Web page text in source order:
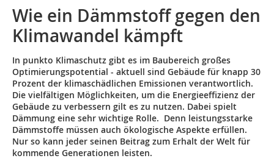
Wie ein Dämmstoff gegen den
Klimawandel kämpft
In punkto Klimaschutz gibt es im Baubereich großes
Optimierungspotential - aktuell sind Gebäude für knapp 30
Prozent der klimaschädlichen Emissionen verantwortlich.
Die vielfältigen Möglichkeiten, um die Energieeffizienz der
Gebäude zu verbessern gilt es zu nutzen. Dabei spielt
Dämmung eine sehr wichtige Rolle. Denn leistungsstarke
Dämmstoffe müssen auch ökologische Aspekte erfüllen.
Nur so kann jeder seinen Beitrag zum Erhalt der Welt für
kommende Generationen leisten.